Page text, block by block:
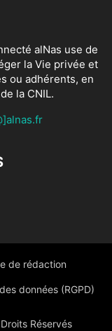
alNas use de
la Vie privée et
ou adhérents, en
la CNIL.
de rédaction
données (RGPD)
Réservés